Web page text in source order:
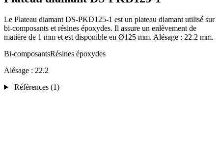
Le Plateau diamant DS-PKD125-1 est un plateau diamant utilisé sur
bi-composants et résines époxydes. Il assure un enlèvement de
matière de 1 mm et est disponible en Ø125 mm. Alésage : 22.2 mm.
Bi-composantsRésines époxydes
Alésage : 22.2
Références (1)